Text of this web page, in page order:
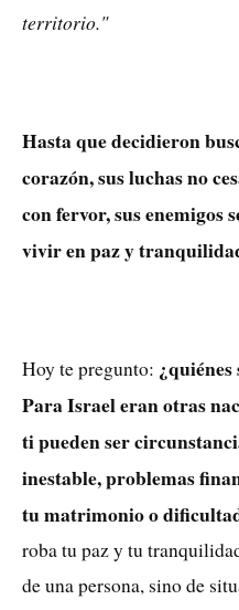
territorio."
Hasta que decidieron
corazón, sus luchas no
con fervor, sus enemigos
vivir en paz y
Hoy te pregunto: ¿quiénes
Para Israel eran otras
ti pueden ser
inestable, problemas
tu matrimonio o
roba tu paz y tu
de una persona, sino de